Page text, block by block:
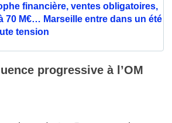
financière, ventes obligatoires,
70 M€… Marseille entre dans un été
tension
progressive à l’OM